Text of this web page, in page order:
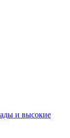
и высокие